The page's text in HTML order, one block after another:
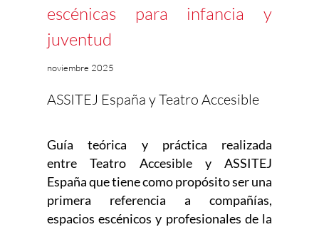
escénicas para infancia y
juventud
noviembre 2025
ASSITEJ España y Teatro Accesible
Guía teórica y práctica realizada
entre Teatro Accesible y ASSITEJ
España que tiene como propósito ser una
primera referencia a compañías,
espacios escénicos y profesionales de la